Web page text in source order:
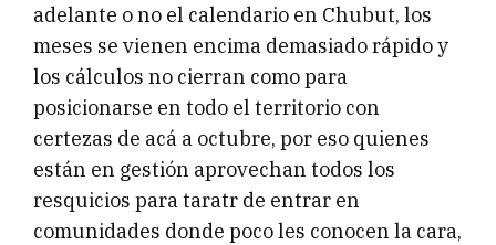
adelante o no el calendario en Chubut, los
meses se vienen encima demasiado rápido y
los cálculos no cierran como para
posicionarse en todo el territorio con
certezas de acá a octubre, por eso quienes
están en gestión aprovechan todos los
resquicios para taratr de entrar en
comunidades donde poco les conocen la cara,